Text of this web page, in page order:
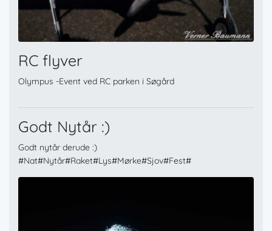
RC flyver
Olympus -Event ved RC parken i Søgård
Godt Nytår :)
Godt nytår derude :)
#Nat#Nytår#Raket#Lys#Mørke#Sjov#Fest#